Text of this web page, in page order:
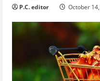
P.C. editor October